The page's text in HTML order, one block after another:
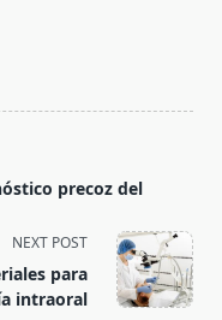
precoz del
NEXT POST
para
intraoral